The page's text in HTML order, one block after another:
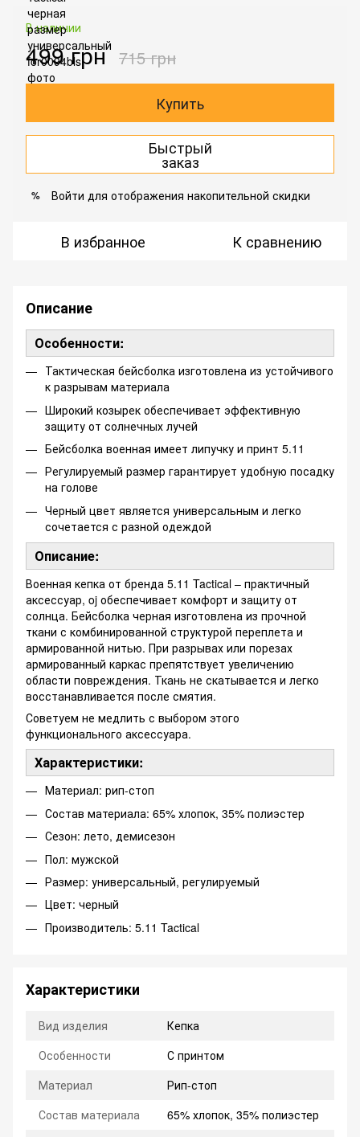
В наличии
499 грн 715 грн
Купить
Быстрый
заказ
% Войти для отображения накопительной скидки
В избранное К сравнению
Описание
Особенности:
Тактическая бейсболка изготовлена ​​из устойчивого
к разрывам материала
Широкий козырек обеспечивает эффективную
защиту от солнечных лучей
Бейсболка военная имеет липучку и принт 5.11
Регулируемый размер гарантирует удобную посадку
на голове
Черный цвет является универсальным и легко
сочетается с разной одеждой
Описание:
Военная кепка от бренда 5.11 Tactical – практичный
аксессуар, oj обеспечивает комфорт и защиту от
солнца. Бейсболка черная изготовлена ​​из прочной
ткани с комбинированной структурой переплета и
армированной нитью. При разрывах или порезах
армированный каркас препятствует увеличению
области повреждения. Ткань не скатывается и легко
восстанавливается после смятия.
Советуем не медлить с выбором этого
функционального аксессуара.
Характеристики:
Материал: рип-стоп
Состав материала: 65% хлопок, 35% полиэстер
Сезон: лето, демисезон
Пол: мужской
Размер: универсальный, регулируемый
Цвет: черный
Производитель: 5.11 Tactical
Характеристики
Вид изделия
Кепка
Особенности
С принтом
Материал
Рип-стоп
Состав материала
65% хлопок, 35% полиэстер